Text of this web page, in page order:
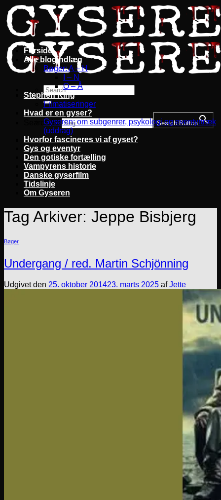
Fortsæt
til
indhold
Search for: Search Button
Forside
Alle blogindlæg
Bøger: A – H
I – N
O – Å
Stephen King
Filmatiseringer
Hvad er en gyser?
Gyseren: om subgenrer, psykologi og eventyrtræk
(uddrag)
Hvorfor fascineres vi af gyset?
Gys og eventyr
Den gotiske fortælling
Vampyrens historie
Danske gyserfilm
Tidslinje
Om Gyseren
Tag Arkiver: Jeppe Bisbjerg
Bøger
Undergang / red. Martin Schjönning
Udgivet den 25. oktober 201423. marts 2025 afJette